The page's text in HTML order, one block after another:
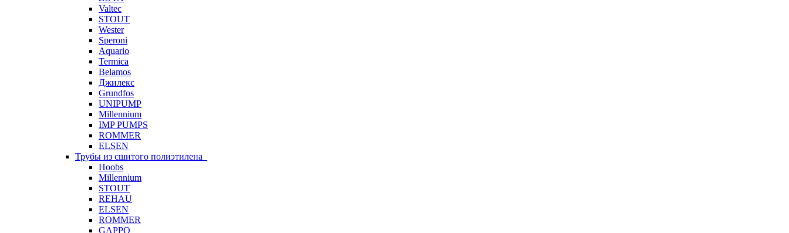
Valtec
STOUT
Wester
Speroni
Aquario
Termica
Belamos
Джилекс
Grundfos
UNIPUMP
Millennium
IMP PUMPS
ROMMER
ELSEN
Трубы из сшитого полиэтилена
Hoobs
Millennium
STOUT
REHAU
ELSEN
ROMMER
GAPPO